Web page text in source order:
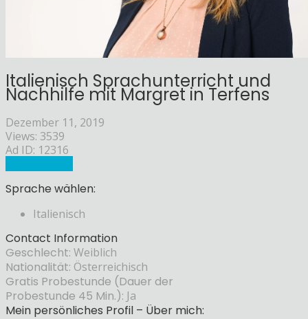
Italienisch Sprachunterricht und
Nachhilfe mit Margret in Terfens
Dezember 11, 2019
Views: 3539
Ad ID: 12316
Sprache wählen:
Italienisch
Contact Information
Geschlecht: Weiblich
Nationalität: Österreichisch
Gratis Probestunde (Dauer der
Probestunde 45 Min.): Ja
Mein persönliches Profil – Über mich: